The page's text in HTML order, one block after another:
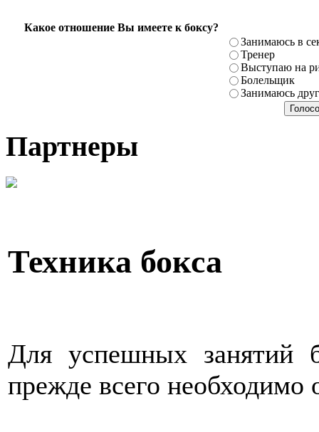
Какое отношение Вы имеете к боксу?
Занимаюсь в
Тренер
Выступаю на
Болельщик
Занимаюсь
Партнеры
Техника бокса
Для успешных занятий
прежде всего необходимо